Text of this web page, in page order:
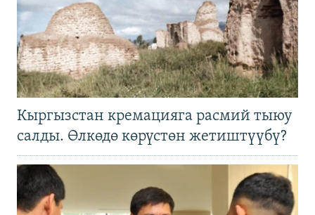
Кыргызстан кремацияга расмий тыюу
салды. Өлкөдө көрүстөн жетиштүүбү?